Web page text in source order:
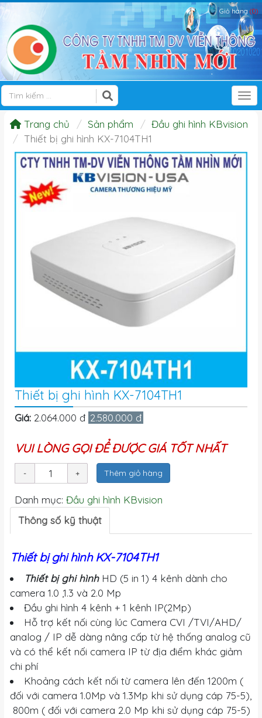
Giỏ hàng (0)
Trang chủ Sản phẩm
Đầu ghi hình KBvision
Thiết bị ghi hình KX-7104TH1
Thiết bị ghi hình KX-7104TH1
Giá: 2.064.000 đ 2.580.000 đ
VUI LÒNG GỌI ĐỂ ĐƯỢC GIÁ TỐT NHẤT
Thêm giỏ hàng
Danh mục: Đầu ghi hình KBvision
Thông số kỹ thuật
Thiết bị ghi hình KX-7104TH1
Thiết bị ghi hìnhHD (5 in 1) 4 kênh dành cho
camera 1.0 ,1.3 và 2.0 Mp
Đầu ghi hình 4 kênh + 1 kênh IP(2Mp)
Hỗ trợ kết nối cùng lúc Camera CVI /TVI/AHD/
analog / IP dễ dàng nâng cấp từ hệ thống analog cũ
và có thể kết nối camera IP từ địa điểm khác giảm
chi phí
Khoảng cách kết nối từ camera lên đến 1200m (
đối với camera 1.0Mp và 1.3Mp khi sử dụng cáp 75-5),
800m ( đối với camera 2.0 Mp khi sử dụng cáp 75-5)